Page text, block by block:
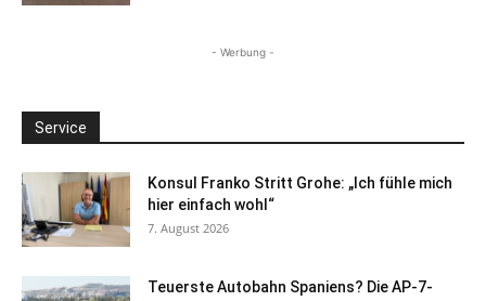
- Werbung -
Service
Konsul Franko Stritt Grohe: „Ich fühle mich
hier einfach wohl“
7. August 2026
Teuerste Autobahn Spaniens? Die AP-7-